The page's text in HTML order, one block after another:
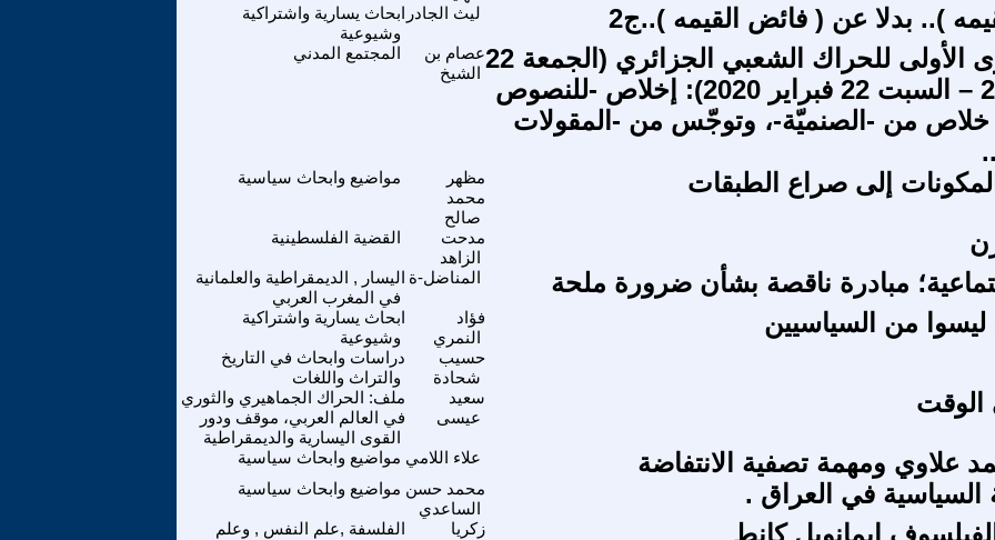
ابحاث يسارية واشتراكية
وشيوعية
ليث الجادر ).. بدلا عن ( فائض القيمه )..ج2
المجتمع المدني
عصام بن
الشيخ إحياء الذكرى الأولى للحراك الشعبي الجزائري (الجمعة 22
فبراير 2019 – السبت 22 فبراير 2020): إخلاص -للنصوص
خلاص من -الصنميّة-، وتوجّس من -المقولات
مواضيع وابحاث سياسية
مظهر
محمد
صالح
إلى صراع الطبقات
القضية الفلسطينية
مدحت
الزاهد
اليسار , الديمقراطية والعلمانية
في المغرب العربي
المناضل-ة مبادرة ناقصة بشأن ضرورة ملحة
ابحاث يسارية واشتراكية
وشيوعية
فؤاد
النمري
ليسوا من السياسيين
دراسات وابحاث في التاريخ
والتراث واللغات
حسيب
شحادة
ملف: الحراك الجماهيري والثوري
في العالم العربي، موقف ودور
القوى اليسارية والديمقراطية
سعيد
عيسى
الوقت
مواضيع وابحاث سياسية علاء اللامي علاوي ومهمة تصفية الانتفاضة
مواضيع وابحاث سياسية محمد حسن
الساعدي
السياسية في العراق .
الفلسفة ,علم النفس , وعلم
زكريا
إيمانويل كانط